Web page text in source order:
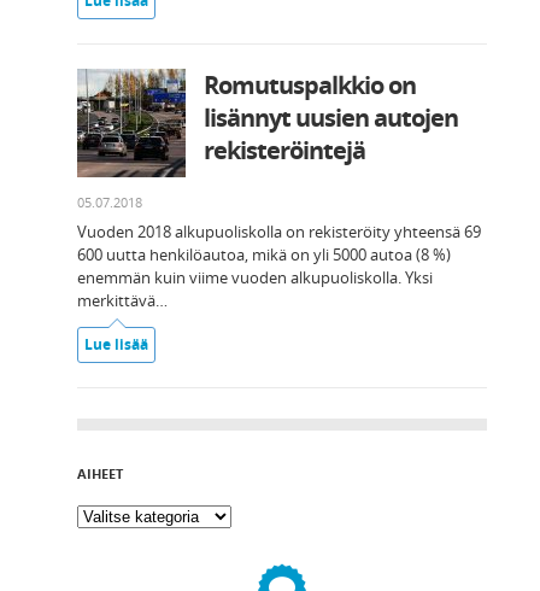
Romutuspalkkio on
lisännyt uusien autojen
rekisteröintejä
05.07.2018
Vuoden 2018 alkupuoliskolla on rekisteröity yhteensä 69
600 uutta henkilöautoa, mikä on yli 5000 autoa (8 %)
enemmän kuin viime vuoden alkupuoliskolla. Yksi
merkittävä…
Lue lisää
AIHEET